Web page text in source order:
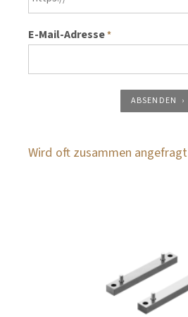
E-Mail-Adresse*
ABSENDEN
Wird oft zusammen angefragt